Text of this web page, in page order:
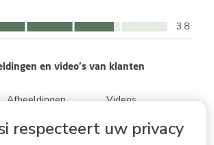
respecteert uw privacy
5
3.8
en video's van klanten